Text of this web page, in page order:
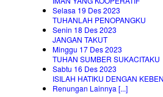
Selasa 19 Des 2023
TUHANLAH PENOPANGKU
Senin 18 Des 2023
JANGAN TAKUT
Minggu 17 Des 2023
TUHAN SUMBER SUKACITAKU
Sabtu 16 Des 2023
ISILAH HATIKU DENGAN
Renungan Lainnya [...]